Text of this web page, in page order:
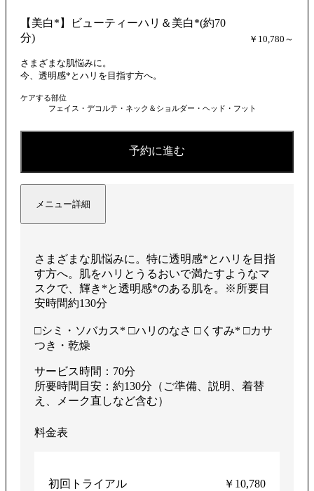
【美白*】ビューティーハリ＆美白*(約70
分)
￥10,780～
さまざまな肌悩みに。
今、透明感*とハリを目指す方へ。
ケアする部位
フェイス・デコルテ・ネック＆ショルダー・ヘッド・フット
予約に進む
メニュー詳細
さまざまな肌悩みに。特に透明感*とハリを目指
す方へ。肌をハリとうるおいで満たすようなマ
スクで、輝き*と透明感*のある肌を。※所要目
安時間約130分
□シミ・ソバカス* □ハリのなさ □くすみ* □カサ
つき・乾燥
サービス時間：70分
所要時間目安：約130分（ご準備、説明、着替
え、メーク直しなど含む）
料金表
初回トライアル ￥10,780